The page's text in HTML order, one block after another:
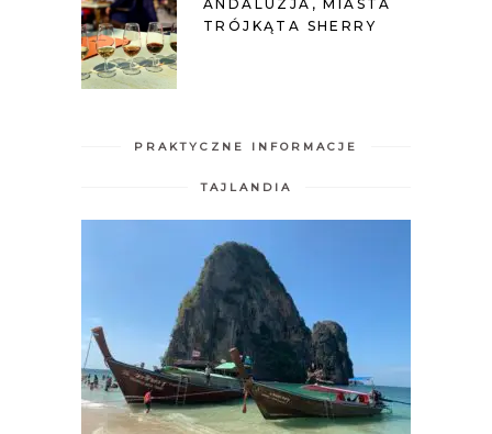
ANDALUZJA, MIASTA
TRÓJKĄTA SHERRY
PRAKTYCZNE INFORMACJE
TAJLANDIA